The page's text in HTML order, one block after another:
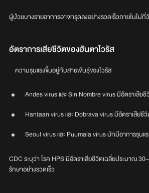
ผู้ป่วยบางรายอาการอาจทรุดลงอย่างรวดเร็วภายในไม่กี่
อัตราการเสียชีวิตของฮันตาไวรัส
ความรุนแรงขึ้นอยู่กับสายพันธุ์ของไวรัส
Andes virus และ Sin Nombre virus มีอัตราเสีย
Hantaan virus และ Dobrava virus มีอัตราเสียชี
Seoul virus และ Puumala virus มักมีอาการรุนแ
CDC ระบุว่า โรค HPS มีอัตราเสียชีวิตเฉลี่ยประมาณ
รักษาอย่างรวดเร็ว